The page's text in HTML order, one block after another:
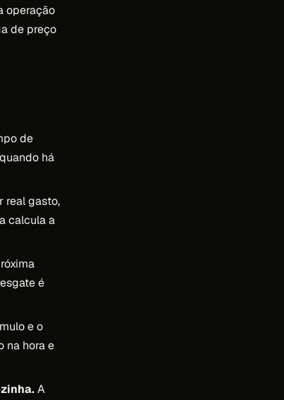
operação
de preço
de
há
real gasto,
calcula a
é
e o
na hora e
A